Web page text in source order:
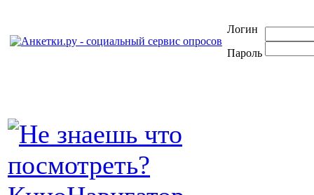
Логин
Пароль